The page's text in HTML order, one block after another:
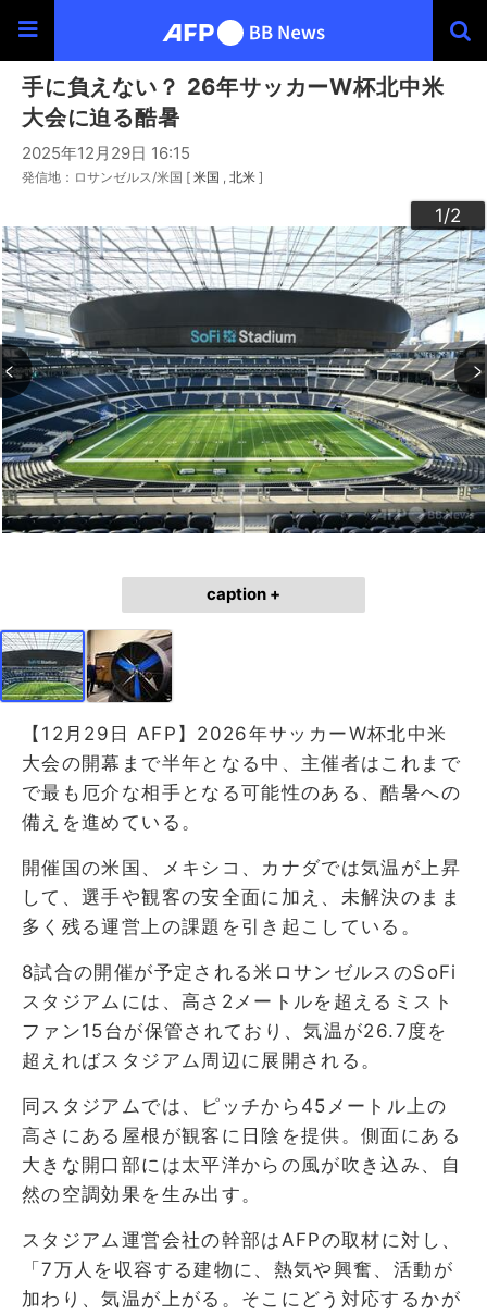
手に負えない？ 26年サッカーW杯北中米
大会に迫る酷暑
2025年12月29日 16:15
発信地：ロサンゼルス/米国 [ 米国 北米 ]
1/2
2/2
caption +
【12月29日 AFP】2026年サッカーW杯北中米
大会の開幕まで半年となる中、主催者はこれまで
で最も厄介な相手となる可能性のある、酷暑への
備えを進めている。
開催国の米国、メキシコ、カナダでは気温が上昇
して、選手や観客の安全面に加え、未解決のまま
多く残る運営上の課題を引き起こしている。
8試合の開催が予定される米ロサンゼルスのSoFi
スタジアムには、高さ2メートルを超えるミスト
ファン15台が保管されており、気温が26.7度を
超えればスタジアム周辺に展開される。
同スタジアムでは、ピッチから45メートル上の
高さにある屋根が観客に日陰を提供。側面にある
大きな開口部には太平洋からの風が吹き込み、自
然の空調効果を生み出す。
スタジアム運営会社の幹部はAFPの取材に対し、
「7万人を収容する建物に、熱気や興奮、活動が
加わり、気温が上がる。そこにどう対応するかが